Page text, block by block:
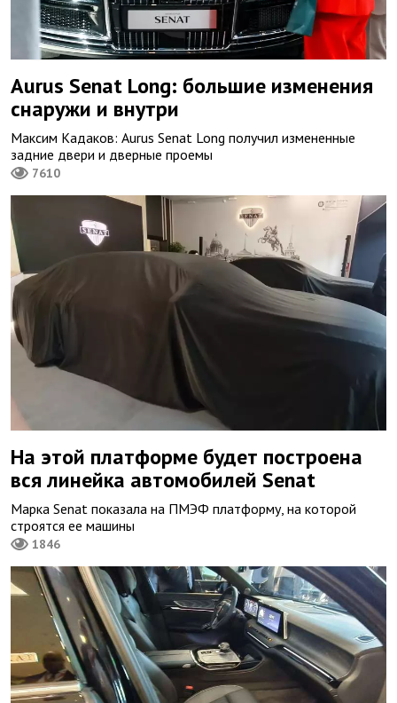
Aurus Senat Long: большие изменения
снаружи и внутри
Максим Кадаков: Aurus Senat Long получил измененные
задние двери и дверные проемы
7610
На этой платформе будет построена
вся линейка автомобилей Senat
Марка Senat показала на ПМЭФ платформу, на которой
строятся ее машины
1846